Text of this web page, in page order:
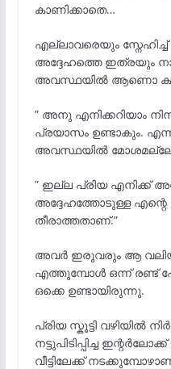
കാണിക്കാതെ…
എല്ലാവരെയും
അദ്ദേഹത്തെ ഇത്രയും
അവസ്ഥയിൽ ആണൊ
” അനു എനിക്കറിയാം
പ്രയാസം ഉണ്ടാകും.
അവസ്ഥയിൽ
” ഇല്ല പ്രിയ എനിക്ക്
അദ്ദേഹത്തോടുള്ള എന്റെ
തീരാത്തതാണ്.”
അവർ ഇരുവരും ആ വലിയ
എത്തുമ്പോൾ ഒന്ന് രണ്ട്
ഒക്കെ ഉണ്ടായിരുന്നു.
പ്രിയ സ്കൂട്ടി വഴിയിൽ
നട്ടുപിടിപ്പിച്ച
വീട്ടിലേക്ക്